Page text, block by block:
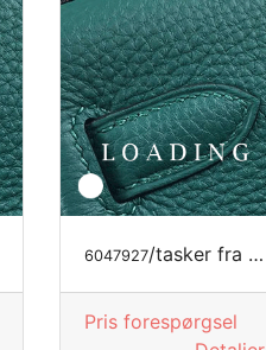
6047927/tasker fra MODE LUKSUS
Pris forespørgsel